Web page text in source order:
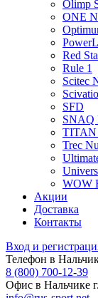
Olimp
ONE
Red
Rule 1
Scitec
SFD
SNAQ
TITAN
Trec
WOW
Акции
Доставка
Контакты
Вход и
Телефон в
8 (800) 700-12-39
Офис в Нальчике